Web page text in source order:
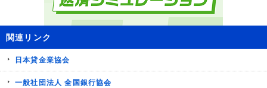
関連リンク
日本貸金業協会
一般社団法人 全国銀行協会